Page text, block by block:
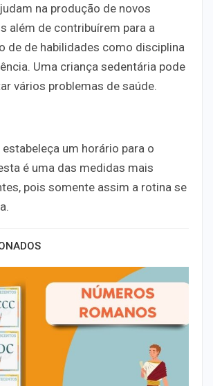
na produção de novos
além de contribuírem para a
de de habilidades como disciplina
Uma criança sedentária pode
vários problemas de saúde.
um horário para o
é uma das medidas mais
pois somente assim a rotina se